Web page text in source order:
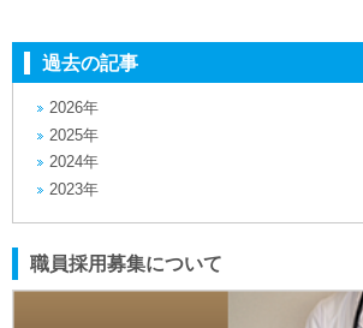
過去の記事
2026年
2025年
2024年
2023年
職員採用募集について